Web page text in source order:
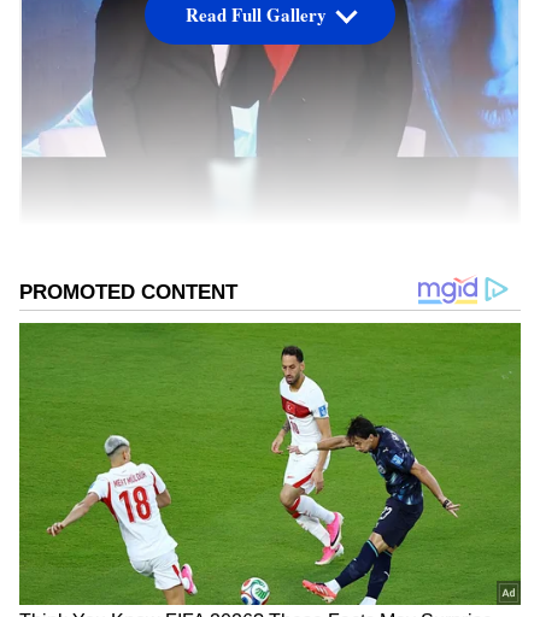
ಸಾಧ್ಯವಿರುವ ಎಲ್ಲ ಮಾರ್ಗಗಳಿವೆ ಎಂದು ಭಾವಿಸುತ್ತಾರೆ.
ಆದರೆ ಅದು ಹಾಗಲ್ಲ. ನನಗೆ ಸೆಕ್ಸ್ ತುಂಬಾ ವೈಯಕ್ತಿಕವಾಗಿದೆ
ಮತ್ತು ತುಂಬಾ ಇದು ಒಂದು ಆತ್ಮೀಯ ಭಾವನೆ. ಇದು ನಾನು
ಯಾರೊಂದಿಗೂ ಆಕಸ್ಮಿಕವಾಗಿ ಮಾಡಬಹುದಾದ
ವಿಷಯವಲ್ಲ. ನಾನು ಅದರಲ್ಲಿ ಹೂಡಿಕೆ ಮಾಡಬೇಕಾಗಿದೆ.
ನಾನು ಯಾವಾಗಲೂ ನನ್ನ ದಾರಿಯಲ್ಲಿ ಬರುವ ಎಲ್ಲಾ ರೀತಿಯ
ವದಂತಿಗಳನ್ನು ನಿಭಾಯಿಸುತ್ತೇನೆ' ಎಂದು
ಕರಣ್'ಆನ್
ಸೂಟಬಲ್ ಬಾಯ್' ನಲ್ಲಿ ಪುಸ್ತಕದಲ್ಲಿ ಬರೆದಿದ್ದಾರೆ.
Read Full Gallery